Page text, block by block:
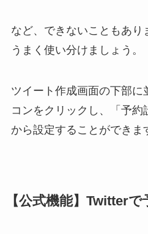
など、できないこともあり
うまく使い分けましょう。
ツイート作成画面の下部に
コンをクリックし、「予
から設定することができま
【公式機能】Twitter